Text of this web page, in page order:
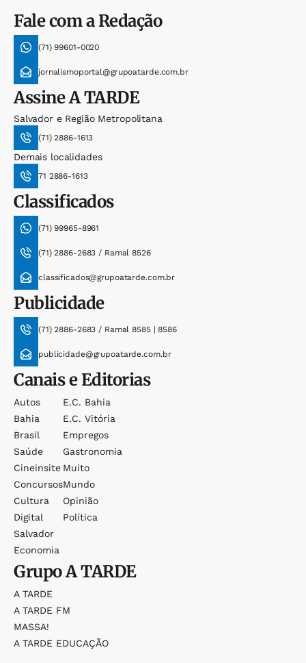
Fale com a Redação
(71) 99601-0020
jornalismoportal@grupoatarde.com.br
AssineA TARDE
Salvador e Região Metropolitana
(71) 2886-1613
Demais localidades
71 2886-1613
Classificados
(71) 99965-8961
(71) 2886-2683 / Ramal 8526
classificados@grupoatarde.com.br
Publicidade
(71) 2886-2683 / Ramal 8585 | 8586
publicidade@grupoatarde.com.br
Canais e Editorias
Autos
Bahia
Brasil
Saúde
Cineinsite
Concursos
Cultura
Digital
Salvador
Economia
E.c. Bahia
E.c. Vitória
Empregos
Gastronomia
Muito
Mundo
Opinião
Política
GrupoA TARDE
A TARDE
A TARDE FM
MASSA!
A TARDE EDUCAÇÃO